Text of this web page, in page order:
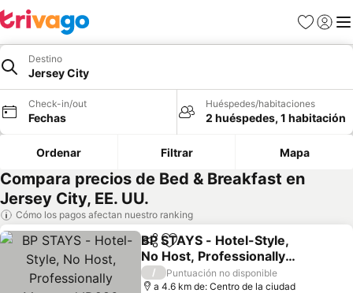
Favoritos
Iniciar
Destino
Jersey City
Check-in/out
Fechas
Huéspedes/habitaciones
2 huéspedes, 1 habitación
Ordenar Filtrar Mapa
Compara precios de Bed & Breakfast en
Jersey City, EE. UU.
Cómo los pagos afectan nuestro ranking
CompartirAgregar a favoritos
BP STAYS - Hotel-Style,
No Host, Professionally
Managed ID286
/
Puntuación no disponible
a 4.6 km de: Centro de la ciudad